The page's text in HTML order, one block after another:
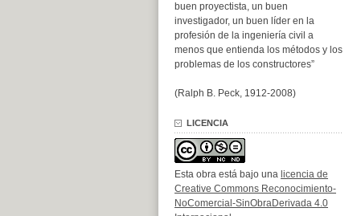
buen proyectista, un buen
investigador, un buen líder en la
profesión de la ingeniería civil a
menos que entienda los métodos y los
problemas de los constructores”
(Ralph B. Peck, 1912-2008)
LICENCIA
Esta obra está bajo una licencia de
Creative Commons Reconocimiento-
NoComercial-SinObraDerivada 4.0